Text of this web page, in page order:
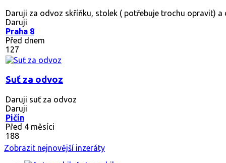
Daruji za odvoz skříňku, stolek ( potřebuje trochu opravit) a
Daruji
Praha 8
Před dnem
127
Suť za odvoz
Daruji suť za odvoz
Daruji
Pičín
Před 4 měsíci
188
Zobrazit nejnovější inzeráty